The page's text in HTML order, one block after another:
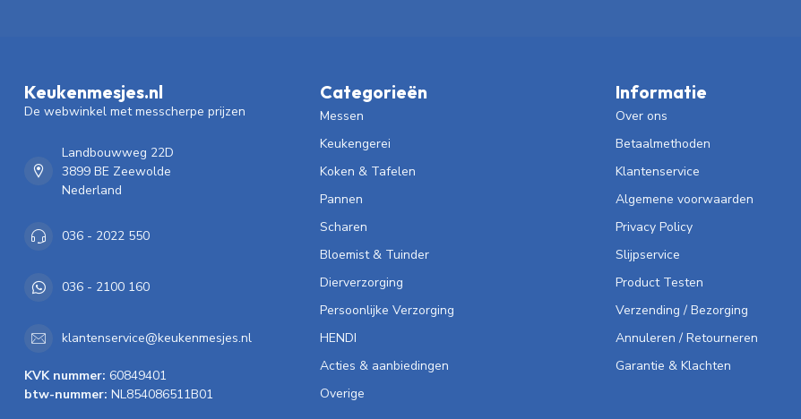
Keukenmesjes.nl
De webwinkel met messcherpe prijzen
Landbouwweg 22D
3899 BE Zeewolde
Nederland
036 - 2022 550
036 - 2100 160
klantenservice@keukenmesjes.nl
KVK nummer: 60849401
btw-nummer: NL854086511B01
Categorieën
Messen
Keukengerei
Koken & Tafelen
Pannen
Scharen
Bloemist & Tuinder
Dierverzorging
Persoonlijke Verzorging
HENDI
Acties & aanbiedingen
Overige
Informatie
Over ons
Betaalmethoden
Klantenservice
Algemene voorwaarden
Privacy Policy
Slijpservice
Product Testen
Verzending / Bezorging
Annuleren / Retourneren
Garantie & Klachten